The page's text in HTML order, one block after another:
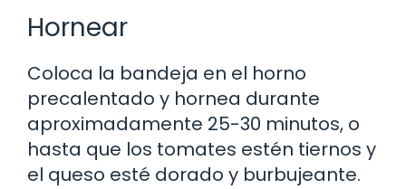
Hornear
Coloca la bandeja en el horno
precalentado y hornea durante
aproximadamente 25-30 minutos, o
hasta que los tomates estén tiernos y
el queso esté dorado y burbujeante.